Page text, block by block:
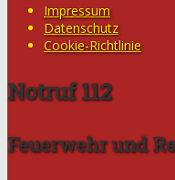
Impressum
Datenschutz
Cookie-Richtlinie
Notruf 112
Feuerwehr und